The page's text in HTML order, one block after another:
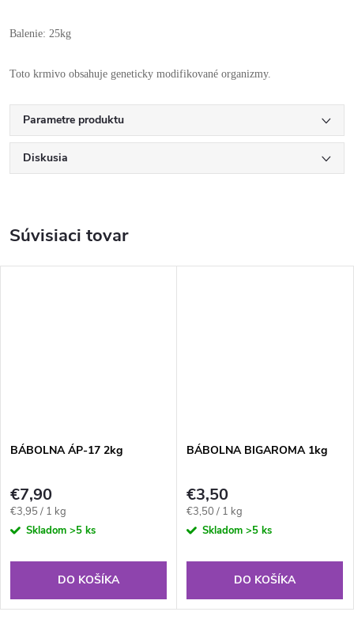
Balenie: 25kg
Toto krmivo obsahuje geneticky modifikované organizmy.
Parametre produktu
Diskusia
Súvisiaci tovar
BÁBOLNA ÁP-17 2kg
€7,90
Jednotková
cena:
€3,95 / 1 kg
Skladom >5 ks
DO KOŠÍKA
BÁBOLNA BIGAROMA 1kg
€3,50
Jednotková
cena:
€3,50 / 1 kg
Skladom >5 ks
DO KOŠÍKA